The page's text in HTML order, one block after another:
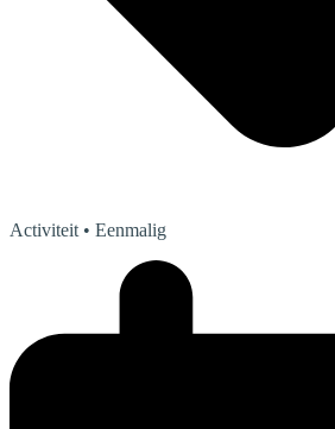
Activiteit • Eenmalig